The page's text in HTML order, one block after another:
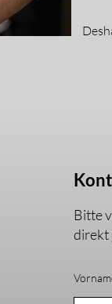
Bitte
direkt